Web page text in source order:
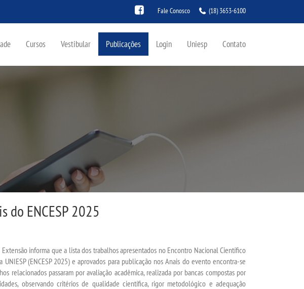
Fale Conosco (18) 3653-6100
Cursos Vestibular Publicações Login Uniesp Contato
do ENCESP 2025
Extensão informa que a lista dos trabalhos apresentados no Encontro Nacional Científico
UNIESP (ENCESP 2025) e aprovados para publicação nos Anais do evento encontra-se
relacionados passaram por avaliação acadêmica, realizada por bancas compostas por
observando critérios de qualidade científica, rigor metodológico e adequação